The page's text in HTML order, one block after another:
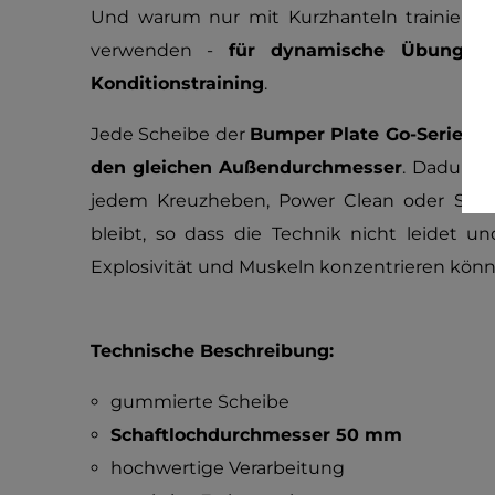
Und warum nur mit Kurzhanteln
verwenden - für dynamische Übungen
Konditionstraining.
Jede Scheibe der Bumper Plate Go-Serie
den gleichen Außendurchmesser. Dadurch
jedem Kreuzheben, Power Clean oder
bleibt, so dass die Technik nicht leidet
Explosivität und Muskeln konzentrieren
Technische Beschreibung:
gummierte Scheibe
Schaftlochdurchmesser 50 mm
hochwertige Verarbeitung